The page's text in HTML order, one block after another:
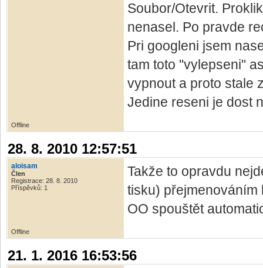
Soubor/Otevrit.
nenasel. Po pravde
Pri googleni jsem
tam toto "vylepseni"
vypnout a proto stale
Jedine reseni je dost
Offline
28. 8. 2010 12:57:51
aloisam
Člen
Registrace: 28. 8. 2010
Příspěvků: 1
Takže to opravdu
tisku)
OO spouštět
Offline
21. 1. 2016 16:53:56